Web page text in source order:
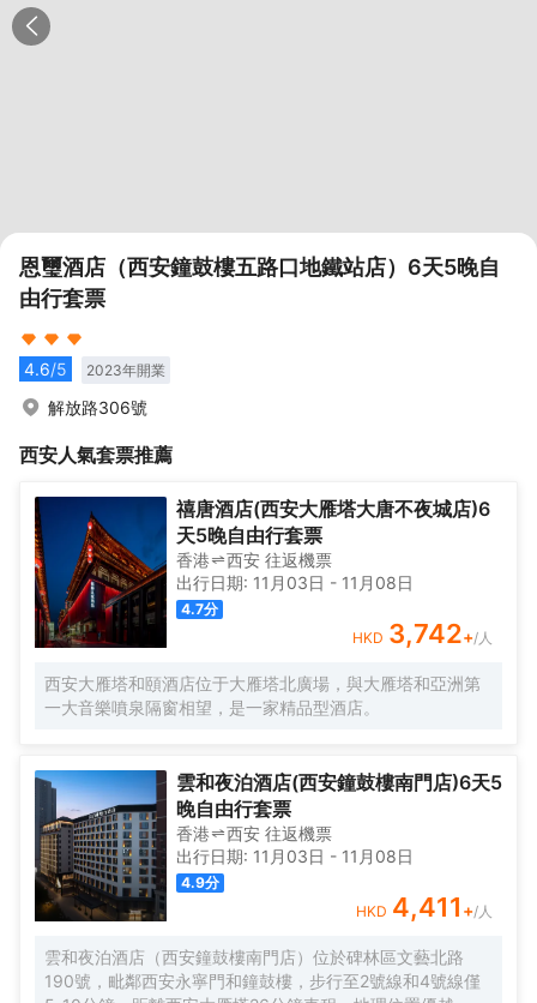
恩璽酒店（西安鐘鼓樓五路口地鐵站店）6天5晚自
由行套票
4.6/5 2023年開業
解放路306號
西安人氣套票推薦
禧唐酒店(西安大雁塔大唐不夜城店)6
天5晚自由行套票
香港 西安 往返機票
出行日期: 11月03日 - 11月08日
4.7分
HKD 3,742+/人
西安大雁塔和頤酒店位于大雁塔北廣場，與大雁塔和亞洲第
一大音樂噴泉隔窗相望，是一家精品型酒店。
雲和夜泊酒店(西安鐘鼓樓南門店)6天5
晚自由行套票
香港 西安 往返機票
出行日期: 11月03日 - 11月08日
4.9分
HKD 4,411 +/人
雲和夜泊酒店（西安鐘鼓樓南門店）位於碑林區文藝北路
190號，毗鄰西安永寧門和鐘鼓樓，步行至2號線和4號線僅